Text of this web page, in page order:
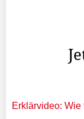
Erklärvideo: